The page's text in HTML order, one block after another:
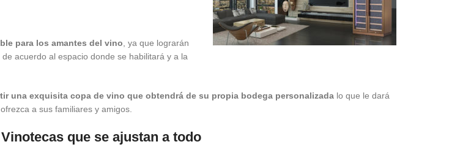
para los amantes del vino , ya que lograrán
acuerdo al espacio donde se habilitará y a la
una exquisita copa de vino que obtendrá de su propia bodega personalizada lo que le dará
a sus familiares y amigos.
que se ajustan a todo